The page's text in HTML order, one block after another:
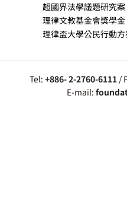
超國界法學議題研究案
理律文教基金會獎學金
理律盃大學公民行動
Tel: +886- 2-2760-6111 /
E-mail: